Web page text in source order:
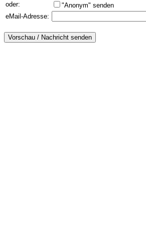
oder:
"Anonym" senden
eMail-Adresse: